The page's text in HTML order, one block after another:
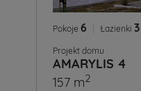
Pokoje 6 Łazienki 3
Projekt domu
AMARYLIS 4
157 m2